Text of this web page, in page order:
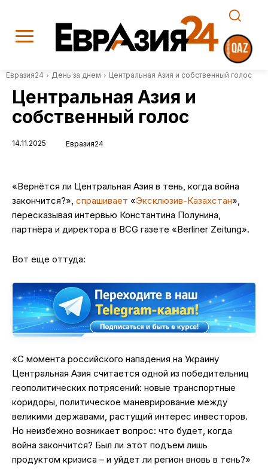
Евразия24 День за днем Центральная Азия и собственный голос
Центральная Азия и
собственный голос
14.11.2025 Евразия24
«Вернётся ли Центральная Азия в тень, когда война
закончится?», спрашивает «Эксклюзив-Казахстан»,
пересказывая интервью Константина Полунина,
партнёра и директора в BCG газете «Berliner Zeitung».
Вот еще оттуда:
«С момента российского нападения на Украину
Центральная Азия считается одной из победительниц
геополитических потрясений: новые транспортные
коридоры, политическое маневрирование между
великими державами, растущий интерес инвесторов.
Но неизбежно возникает вопрос: что будет, когда
война закончится? Был ли этот подъем лишь
продуктом кризиса – и уйдет ли регион вновь в тень?»